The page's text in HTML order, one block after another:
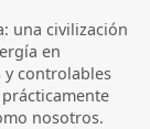
una civilización
en
y controlables
nosotros.